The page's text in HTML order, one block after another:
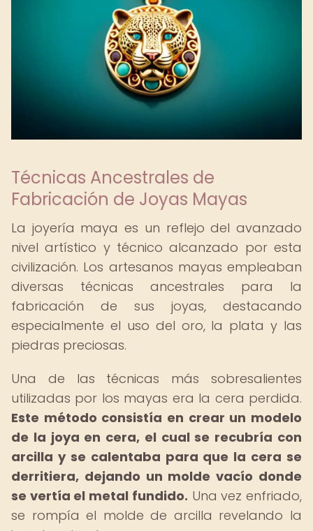
Técnicas Ancestrales de
Fabricación de Joyas Mayas
La joyería maya es un reflejo del avanzado
nivel artístico y técnico alcanzado por esta
civilización. Los artesanos mayas empleaban
diversas técnicas ancestrales para la
fabricación de sus joyas, destacando
especialmente el uso del oro, la plata y las
piedras preciosas.
Una de las técnicas más sobresalientes
utilizadas por los mayas era la cera perdida.
Este método consistía en crear un modelo
de la joya en cera, el cual se recubría con
arcilla y se calentaba para que la cera se
derritiera, dejando un molde vacío donde
se vertía el metal fundido. Una vez enfriado,
se rompía el molde de arcilla revelando la